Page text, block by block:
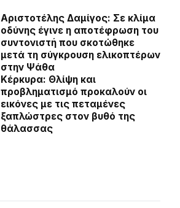
Αριστοτέλης Δαμίγος: Σε κλίμα
οδύνης έγινε η αποτέφρωση του
συντονιστή που σκοτώθηκε
μετά τη σύγκρουση ελικοπτέρων
στην Ψάθα
Κέρκυρα: Θλίψη και
προβληματισμό προκαλούν οι
εικόνες με τις πεταμένες
ξαπλώστρες στον βυθό της
θάλασσας